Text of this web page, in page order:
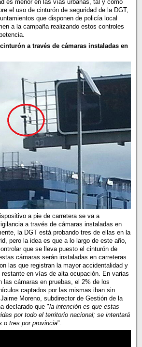
es menor en las vías urbanas, tal y como
el uso de cinturón de seguridad de la DGT,
que disponen de policía local
a la campaña realizando estos controles
a través de cámaras instaladas en
a pie de carretera se va a
a través de cámaras instaladas en
la DGT está probando tres de ellas en la
pero la idea es que a lo largo de este año,
que se lleva puesto el cinturón de
cámaras serán instaladas en carreteras
las que registran la mayor accidentalidad y
en vías de alta ocupación. En varias
las cámaras en pruebas, el 2% de los
captados por las mismas iban sin
Moreno, subdirector de Gestión de la
declarado que "la intención es que estas
por todo el territorio nacional; se intentará
o tres por provincia".